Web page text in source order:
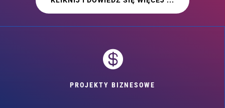

PROJEKTY BIZNESOWE